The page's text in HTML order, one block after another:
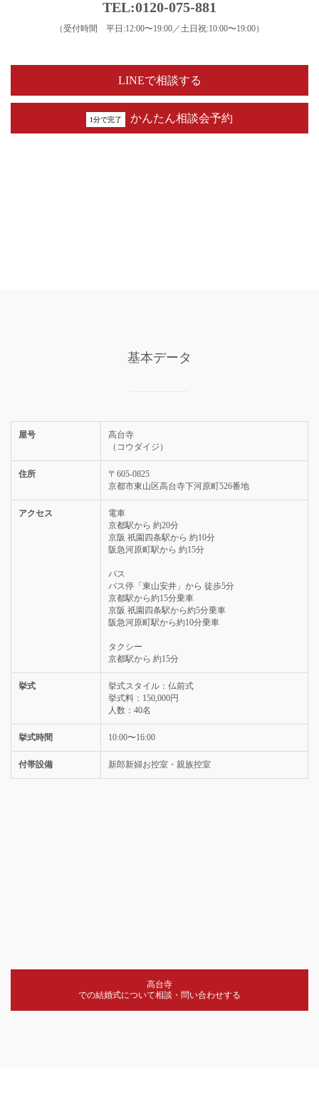
TEL:0120-075-881
（受付時間 平日:12:00〜19:00／土日祝:10:00〜19:00）
LINEで相談する
1分で完了 かんたん相談会予約
基本データ
屋号
高台寺
（コウダイジ）
住所
〒605-0825
京都市東山区高台寺下河原町526番地
アクセス
電車
京都駅から 約20分
京阪 祇園四条駅から 約10分
阪急河原町駅から 約15分
バス
バス停「東山安井」から 徒歩5分
京都駅から約15分乗車
京阪 祇園四条駅から約5分乗車
阪急河原町駅から約10分乗車
タクシー
京都駅から 約15分
挙式
挙式スタイル：仏前式
挙式料：150,000円
人数：40名
挙式時間 10:00〜16:00
付帯設備 新郎新婦お控室・親族控室
高台寺
での結婚式について相談・問い合わせする